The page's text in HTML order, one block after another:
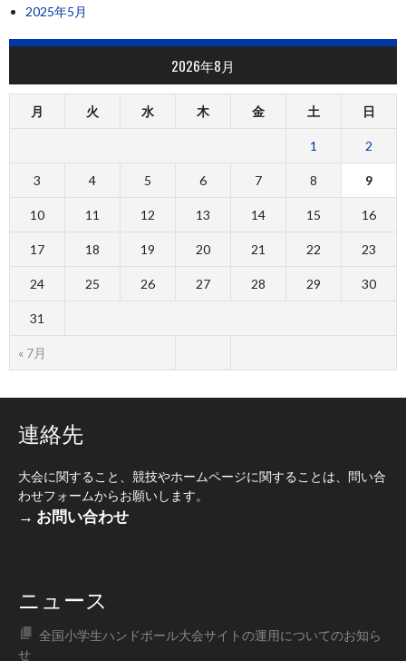
2025年5月
2026年8月
月 火 水 木 金 土 日
« 7月
1 2
3 4 5 6 7 8 9
10 11 12 13 14 15 16
17 18 19 20 21 22 23
24 25 26 27 28 29 30
31
連絡先
大会に関すること、競技やホームページに関することは、問い合
わせフォームからお願いします。
→ お問い合わせ
ニュース
全国小学生ハンドボール大会サイトの運用についてのお知ら
せ